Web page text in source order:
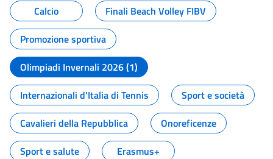
Calcio
Finali Beach Volley FIBV
Promozione sportiva
Olimpiadi Invernali 2026 (1)
Internazionali d'Italia di Tennis
Sport e società
Cavalieri della Repubblica
Onoreficenze
Sport e salute
Erasmus+